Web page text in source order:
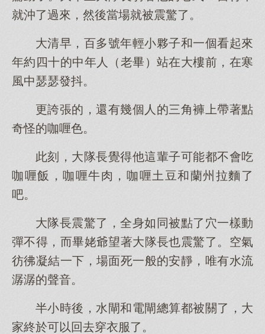
就沖了過來，然後當場就被震驚了。
大清早，百多號年輕小夥子和一個看起來
年約四十的中年人（老畢）站在大樓前，在寒
風中瑟瑟發抖。
更誇張的，還有幾個人的三角褲上帶著點
奇怪的咖喱色。
此刻，大隊長覺得他這輩子可能都不會吃
咖喱飯，咖喱牛肉，咖喱土豆和蘭州拉麵了
吧。
大隊長震驚了，全身如同被點了穴一樣動
彈不得，而畢姥爺望著大隊長也震驚了。空氣
彷彿凝結一下，場面死一般的安靜，唯有水流
潺潺的聲音。
半小時後，水閘和電閘總算都被關了，大
家終於可以回去穿衣服了。